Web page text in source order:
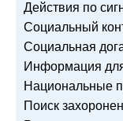
Действия по
Социальный
Социальная
Информация
Национальные
Поиск